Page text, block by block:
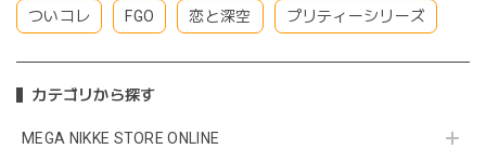
ついコレ FGO 恋と深空 プリティーシリーズ
カテゴリから探す
MEGA NIKKE STORE ONLINE